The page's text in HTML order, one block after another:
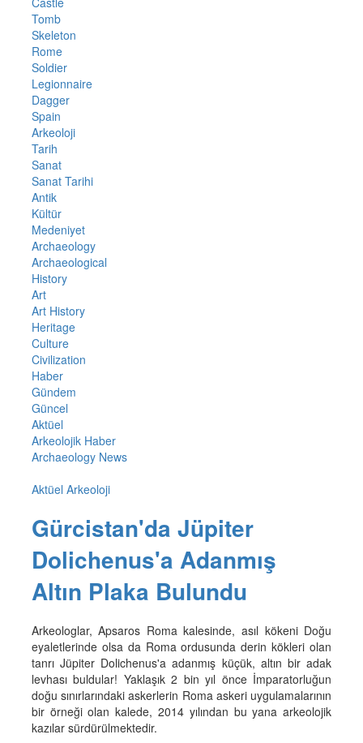
Tomb
Skeleton
Rome
Soldier
Legionnaire
Dagger
Spain
Arkeoloji
Tarih
Sanat
Sanat Tarihi
Antik
Kültür
Medeniyet
Archaeology
Archaeological
History
Art
Art History
Heritage
Culture
Civilization
Haber
Gündem
Güncel
Aktüel
Arkeolojik Haber
Archaeology News
Aktüel Arkeoloji
Gürcistan'da Jüpiter
Dolichenus'a Adanmış
Altın Plaka Bulundu
Arkeologlar, Apsaros Roma kalesinde, asıl kökeni Doğu
eyaletlerinde olsa da Roma ordusunda derin kökleri olan
tanrı Jüpiter Dolichenus'a adanmış küçük, altın bir adak
levhası buldular! Yaklaşık 2 bin yıl önce İmparatorluğun
doğu sınırlarındaki askerlerin Roma askeri uygulamalarının
bir örneği olan kalede, 2014 yılından bu yana arkeolojik
kazılar sürdürülmektedir.